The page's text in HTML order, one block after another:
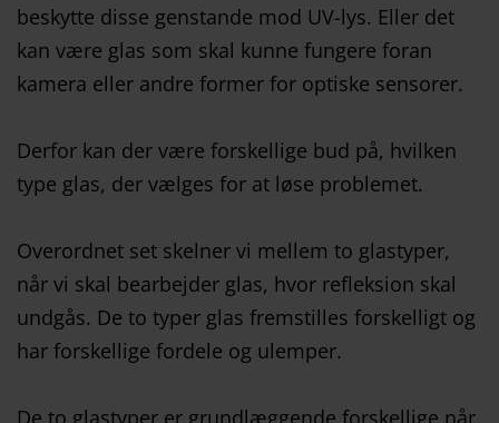
beskytte disse genstande mod UV-lys. Eller det
kan være glas som skal kunne fungere foran
kamera eller andre former for optiske sensorer.
Derfor kan der være forskellige bud på, hvilken
type glas, der vælges for at løse problemet.
Overordnet set skelner vi mellem to glastyper,
når vi skal bearbejder glas, hvor refleksion skal
undgås. De to typer glas fremstilles forskelligt og
har forskellige fordele og ulemper.
De to glastyper er grundlæggende forskellige når